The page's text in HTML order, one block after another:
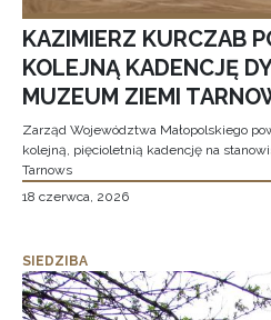
KAZIMIERZ KURCZAB
KOLEJNĄ KADENCJĘ
MUZEUM ZIEMI
Zarząd Województwa Małopolskiego
kolejną, pięcioletnią kadencję na
Tarnows
18 czerwca, 2026
SIEDZIBA